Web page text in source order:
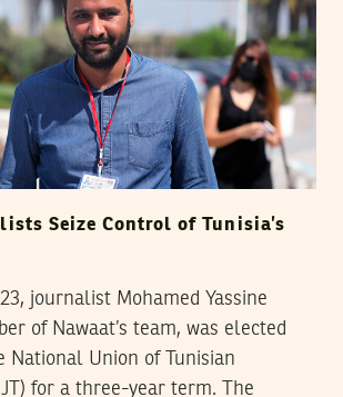
Seize Control of Tunisia’s
journalist Mohamed Yassine
of Nawaat’s team, was elected
National Union of Tunisian
for a three-year term. The